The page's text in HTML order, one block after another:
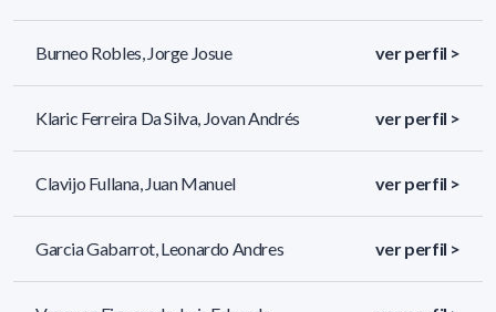
Burneo Robles, Jorge Josue ver perfil >
Klaric Ferreira Da Silva, Jovan Andrés ver perfil >
Clavijo Fullana, Juan Manuel ver perfil >
Garcia Gabarrot, Leonardo Andres ver perfil >